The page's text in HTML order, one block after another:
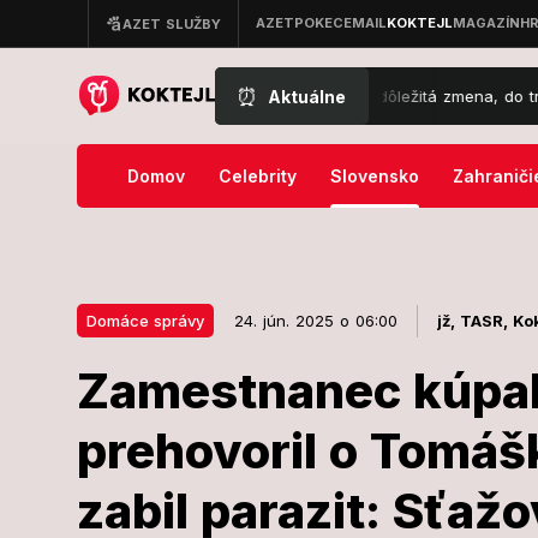
⏰ Aktuálne
na základných školách: Deti čaká dôležitá zmena, do tried mieri
Domov Celebrity Slovensko
Domáce správy 24. jún. 2025 o 06:00 jž, TASR,
Zamestnanec
prehovoril o
zabil parazit: